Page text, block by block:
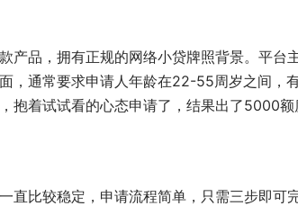
产品，拥有正规的网络小贷牌照背景。平台
，通常要求申请人年龄在22-55周岁之间，
抱着试试看的心态申请了，结果出了5000
直比较稳定，申请流程简单，只需三步即可